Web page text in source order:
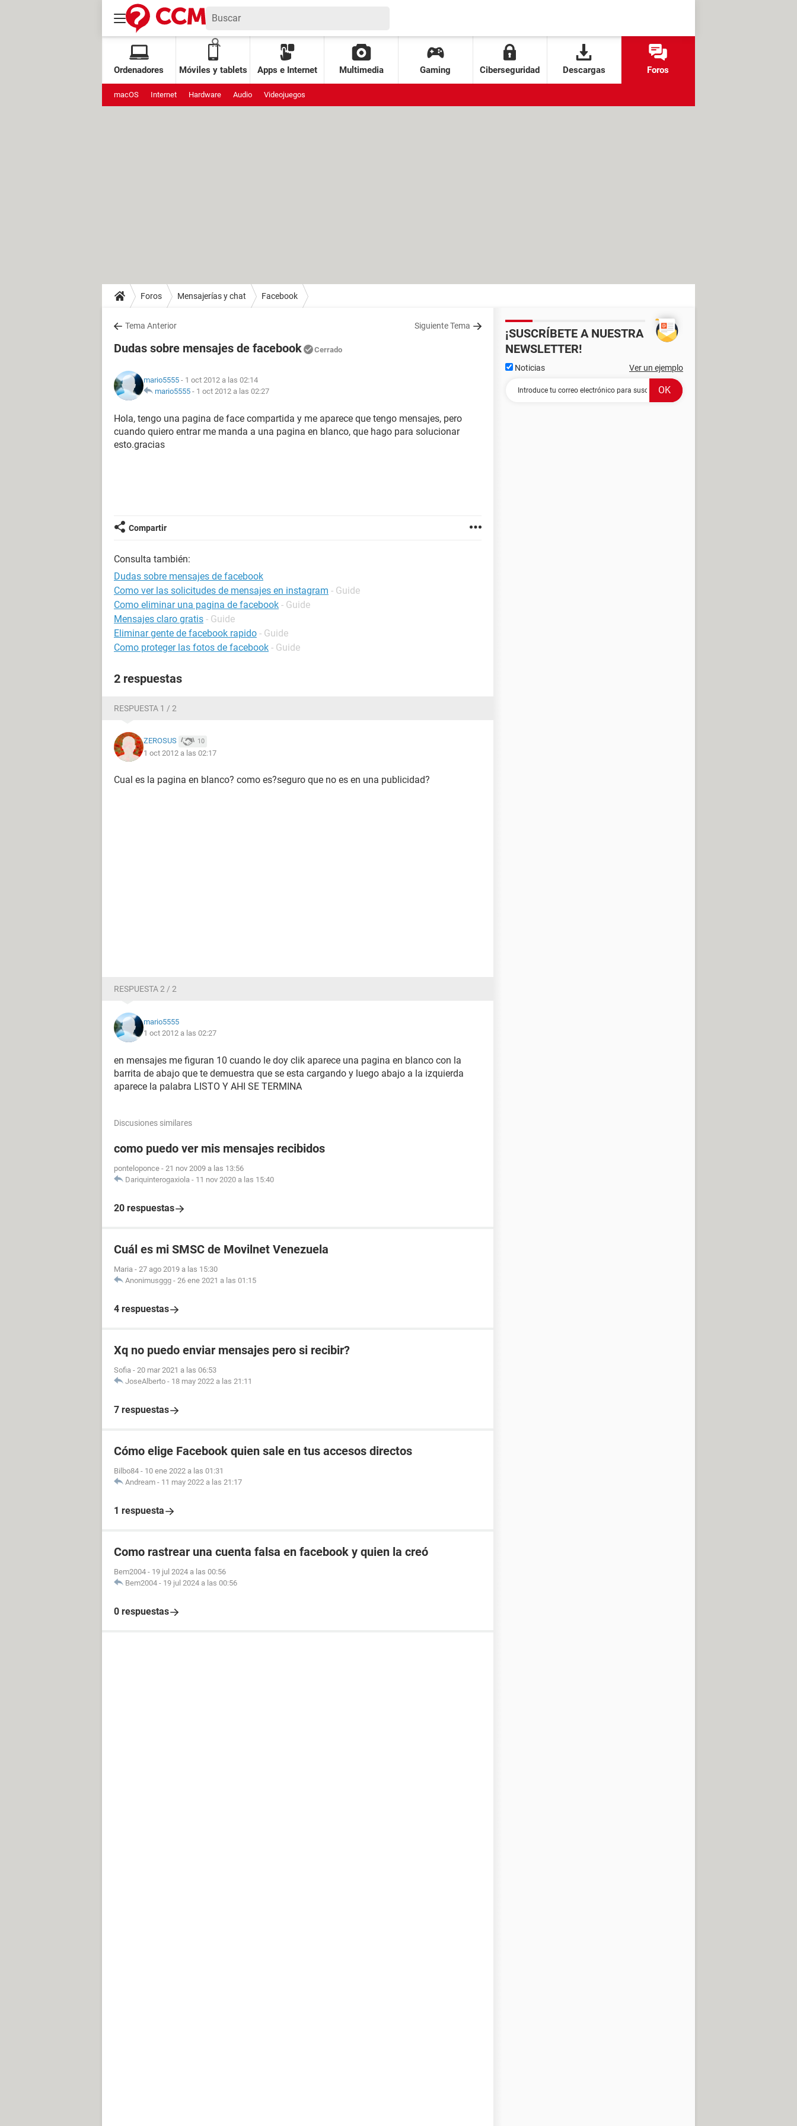
Ordenadores Móviles y tablets Apps e Internet Multimedia Gaming Ciberseguridad Descargas Foros
macOS Internet Hardware Audio Videojuegos
Foros Mensajerías y chat Facebook
Tema Anterior Siguiente Tema
Dudas sobre mensajes de facebook Cerrado
mario5555 - 1 oct 2012 a las 02:14
mario5555 - 1 oct 2012 a las 02:27
Hola, tengo una pagina de face compartida y me aparece que tengo mensajes, pero
cuando quiero entrar me manda a una pagina en blanco, que hago para solucionar
esto.gracias
Compartir
Consulta también:
Dudas sobre mensajes de facebook
Como ver las solicitudes de mensajes en instagram - Guide
Como eliminar una pagina de facebook - Guide
Mensajes claro gratis - Guide
Eliminar gente de facebook rapido - Guide
Como proteger las fotos de facebook - Guide
2 respuestas
RESPUESTA 1 / 2
ZEROSUS 10
1 oct 2012 a las 02:17
Cual es la pagina en blanco? como es?seguro que no es en una publicidad?
RESPUESTA 2 / 2
mario5555
1 oct 2012 a las 02:27
en mensajes me figuran 10 cuando le doy clik aparece una pagina en blanco con la
barrita de abajo que te demuestra que se esta cargando y luego abajo a la izquierda
aparece la palabra LISTO Y AHI SE TERMINA
Discusiones similares
como puedo ver mis mensajes recibidos
ponteloponce - 21 nov 2009 a las 13:56
Dariquinterogaxiola - 11 nov 2020 a las 15:40
20 respuestas
Cuál es mi SMSC de Movilnet Venezuela
Maria - 27 ago 2019 a las 15:30
Anonimusggg - 26 ene 2021 a las 01:15
4 respuestas
Xq no puedo enviar mensajes pero si recibir?
Sofia - 20 mar 2021 a las 06:53
JoseAlberto - 18 may 2022 a las 21:11
7 respuestas
Cómo elige Facebook quien sale en tus accesos directos
Bilbo84 - 10 ene 2022 a las 01:31
Andream - 11 may 2022 a las 21:17
1 respuesta
Como rastrear una cuenta falsa en facebook y quien la creó
Bem2004 - 19 jul 2024 a las 00:56
Bem2004 - 19 jul 2024 a las 00:56
0 respuestas
¡SUSCRÍBETE A NUESTRA
NEWSLETTER!
Noticias Ver un ejemplo